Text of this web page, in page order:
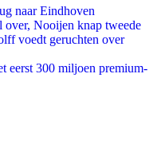
naar Eindhoven
over, Nooijen knap tweede
voedt geruchten over
eerst 300 miljoen premium-